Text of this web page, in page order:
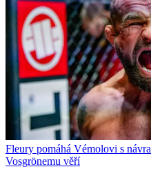
Fleury pomáhá Vémolovi s
Vosgrönemu věří